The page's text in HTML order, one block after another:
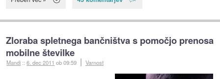
Zloraba spletnega bančništva s pomočjo prenosa
mobilne številke
Mandi ::6. dec 2011 ob 09:59 Varnost